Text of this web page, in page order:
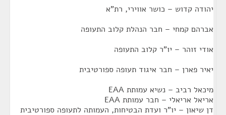
יהודה קדוש – כושר אווירי, רת"א
אברהם קמחי – חבר הנהלת קלוב התעופה
אודי זוהר – יו"ר קלוב התעופה
יאיר פארן – חבר איגוד תעופה ספורטיבית
מיכאל רביב – נשיא עמותת EAA
אריאל אריאלי – חבר עמותת EAA
דן שיאון – יו"ר ועדת הבטיחות, העמותה לתעופה ספורטיבית